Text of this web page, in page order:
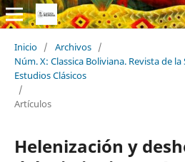
Inicio / Archivos /
Núm. X: Classica Boliviana. Revista de
Estudios Clásicos
/
Artículos
Helenización y